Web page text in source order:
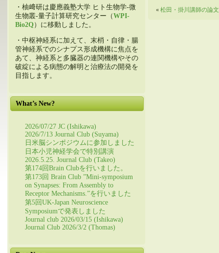
・柚﨑研は慶應義塾大学 ヒト生物学-微
生物叢-量子計算研究センター（WPI-
Bio2Q）に移動しました。
・中枢神経系に加えて、末梢・自律・腸
管神経系でのシナプス形成機構に焦点を
あて、神経系と多臓器の連関機構やその
破綻による病態の解明と治療法の開発を
目指します。
What’s New?
2026/07/27 JC (Ishikawa)
2026/7/13 Journal Club (Suyama)
日米脳シンポジウムに参加しました
日本小児神経学会で特別講演
2026.5.25. Journal Club (Takeo)
第174回Brain Clubを行いました。
第173回 Brain Club ”Mini-symposium
on Synapses: From Assembly to
Receptor Mechanisms.”を行いました
第5回UK-Japan Neuroscience
Symposiumで発表しました
Journal club 2026/03/15 (Ishikawa)
Journal Club 2026/3/2 (Thomas)
« 松田・掛川講師の論